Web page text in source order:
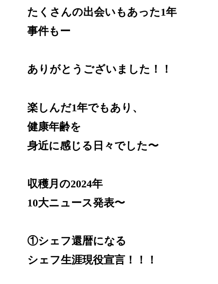
たくさんの出会いもあった1年
事件もー
ありがとうございました！！
楽しんだ1年でもあり、
健康年齢を
身近に感じる日々でした〜
収穫月の2024年
10大ニュース発表〜
①シェフ還暦になる
シェフ生涯現役宣言！！！